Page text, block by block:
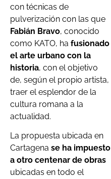
con técnicas de
pulverización con las que
Fabián Bravo, conocido
como KATO, ha fusionado
el arte urbano con la
historia, con el objetivo
de, según el propio artista,
traer el esplendor de la
cultura romana a la
actualidad.
La propuesta ubicada en
Cartagena se ha impuesto
a otro centenar de obras
ubicadas en todo el